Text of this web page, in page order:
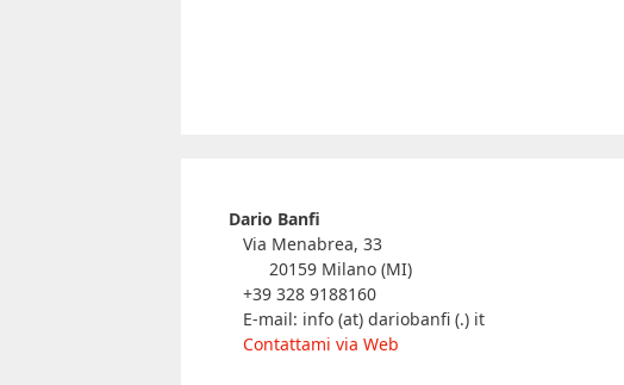
Dario Banfi
Via Menabrea, 33
20159 Milano (MI)
+39 328 9188160
E-mail: info (at) dariobanfi (.) it
Contattami via Web